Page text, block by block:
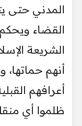
المدني حتى
القضاء
الشريعة
أنهم
أعرافهم
ظلموا أي